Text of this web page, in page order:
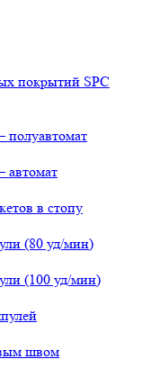
покрытий SPC
полуавтомат
автомат
в стопу
(80 уд/мин)
(100 уд/мин)
швом